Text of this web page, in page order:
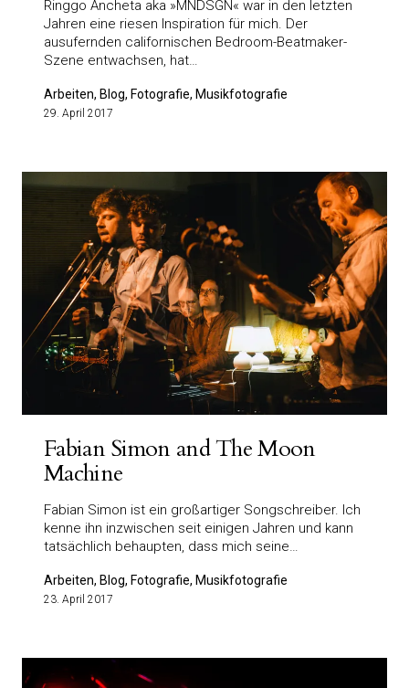
Ringgo Ancheta aka »MNDSGN« war in den letzten
Jahren eine riesen Inspiration für mich. Der
ausufernden californischen Bedroom-Beatmaker-
Szene entwachsen, hat…
Arbeiten, Blog, Fotografie, Musikfotografie
29. April 2017
Fabian Simon and The Moon
Machine
Fabian Simon ist ein großartiger Songschreiber. Ich
kenne ihn inzwischen seit einigen Jahren und kann
tatsächlich behaupten, dass mich seine…
Arbeiten, Blog, Fotografie, Musikfotografie
23. April 2017